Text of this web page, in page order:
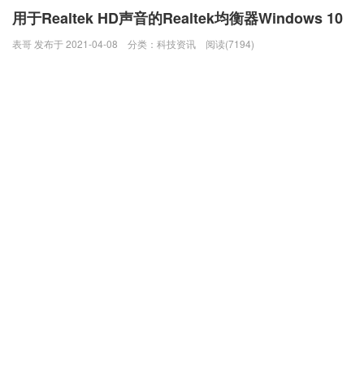
用于Realtek HD声音的Realtek均衡器Windows 10
表哥 发布于 2021-04-08 分类： 科技资讯 阅读(7194)